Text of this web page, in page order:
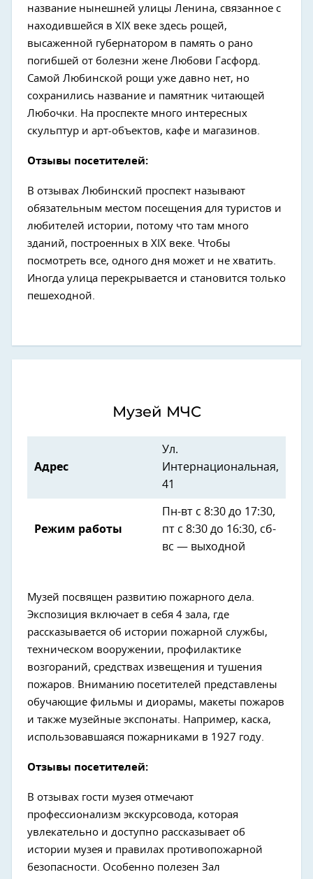
название нынешней улицы Ленина, связанное с
находившейся в XIX веке здесь рощей,
высаженной губернатором в память о рано
погибшей от болезни жене Любови Гасфорд.
Самой Любинской рощи уже давно нет, но
сохранились название и памятник читающей
Любочки. На проспекте много интересных
скульптур и арт-объектов, кафе и магазинов.
Отзывы посетителей:
В отзывах Любинский проспект называют
обязательным местом посещения для туристов и
любителей истории, потому что там много
зданий, построенных в XIX веке. Чтобы
посмотреть все, одного дня может и не хватить.
Иногда улица перекрывается и становится только
пешеходной.
Музей МЧС
Адрес
Ул.
Интернациональная,
41
Режим работы
Пн-вт с 8:30 до 17:30,
пт с 8:30 до 16:30, сб-
вс — выходной
Музей посвящен развитию пожарного дела.
Экспозиция включает в себя 4 зала, где
рассказывается об истории пожарной службы,
техническом вооружении, профилактике
возгораний, средствах извещения и тушения
пожаров. Вниманию посетителей представлены
обучающие фильмы и диорамы, макеты пожаров
и также музейные экспонаты. Например, каска,
использовавшаяся пожарниками в 1927 году.
Отзывы посетителей:
В отзывах гости музея отмечают
профессионализм экскурсовода, которая
увлекательно и доступно рассказывает об
истории музея и правилах противопожарной
безопасности. Особенно полезен Зал